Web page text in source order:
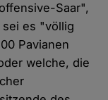
Saar",
sei es "völlig
Pavianen
welche, die